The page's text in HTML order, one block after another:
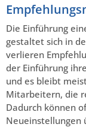
Die Einführung
gestaltet sich in
verlieren
der Einführung
und es bleibt
Mitarbeitern, die
Dadurch können
Neueinstellungen